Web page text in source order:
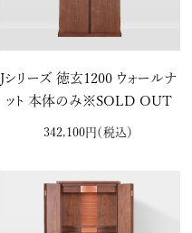
Jシリーズ 徳玄1200 ウォールナ
ット 本体のみ※SOLD OUT
342,100円 （税込）